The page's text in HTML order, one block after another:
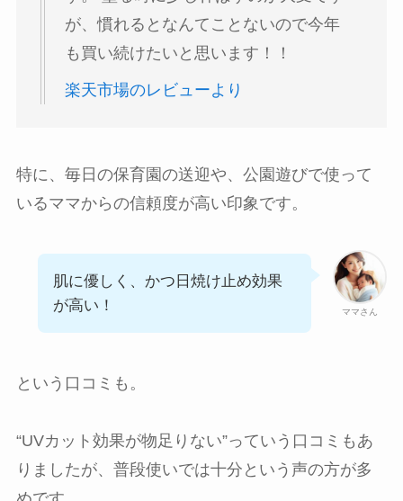
が、慣れるとなんてことないので今年
も買い続けたいと思います！！
楽天市場のレビューより
特に、毎日の保育園の送迎や、公園遊びで使って
いるママからの信頼度が高い印象です。
ママさん
肌に優しく、かつ日焼け止め効果
が高い！
という口コミも。
“UVカット効果が物足りない”っていう口コミもあ
りましたが、普段使いでは十分という声の方が多